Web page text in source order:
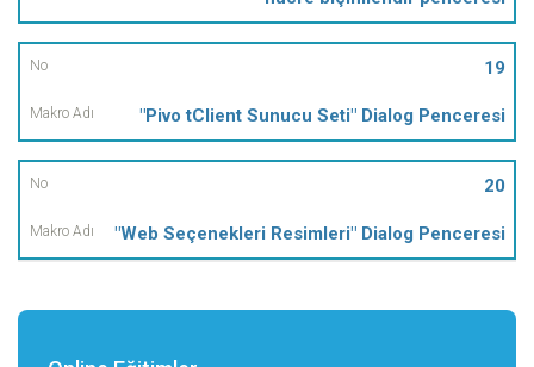
19
"Pivo tClient Sunucu Seti" Dialog Penceresi
20
"Web Seçenekleri Resimleri" Dialog Penceresi